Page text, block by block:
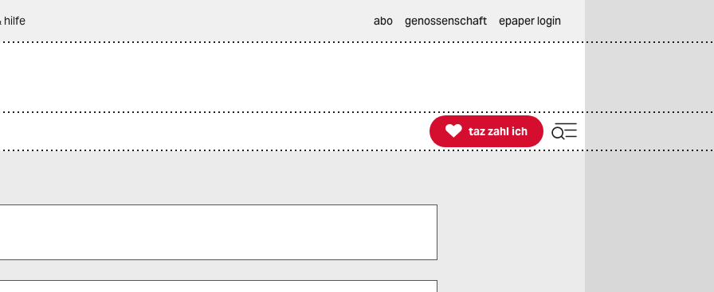
hilfe abo genossenschaft epaper login

taz zahl ich
taz zahl ich